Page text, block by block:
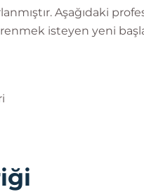
Aşağıdaki
isteyen yeni